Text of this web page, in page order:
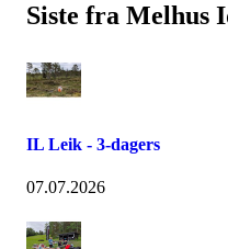
Siste fra Melhus
IL Leik - 3-dagers
07.07.2026